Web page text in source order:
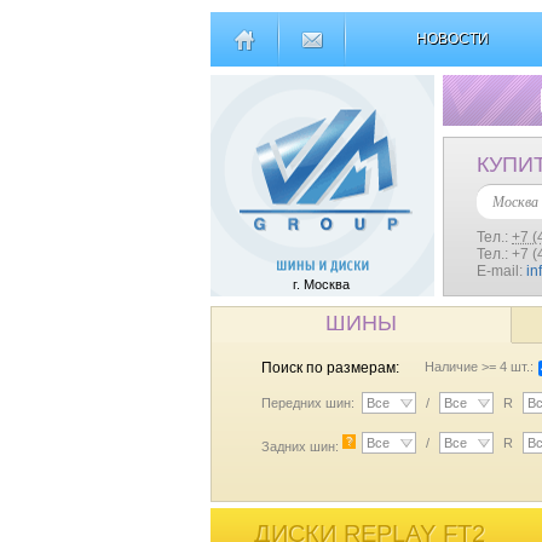
НОВОСТИ
г. Москва
Москва
Тел.: +7
Тел.: +7
E-mail:
ШИНЫ
Поиск по размерам: Наличие >= 4 шт.:
Передних шин: Все / Все R
Задних шин: ? Все / Все R
ДИСКИ REPLAY FT2